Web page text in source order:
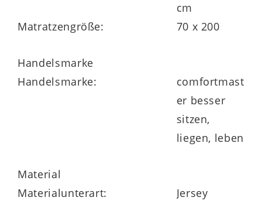
20 cm AQUAPUR®-Schaumkern mit 50 kg /
m³ Raumgewicht
oben 3 cm AQUAPUR®-Noppenschaum
unten 3 cm AQUAPUR®-Noppenschaum
Oberfläche
cm
Matratzengröße:
70 x 200
Handelsmarke
Handelsmarke:
comfortmast
er besser
sitzen,
liegen, leben
Material
Materialunterart:
Jersey